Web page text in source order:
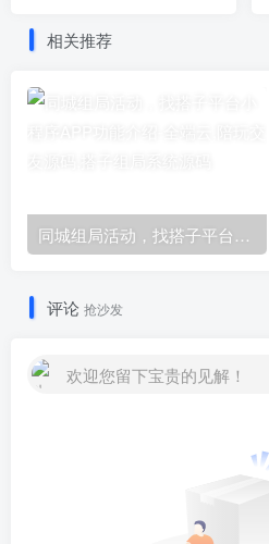
相关推荐
‌同城组局活动，找搭子平台小程序APP功能介绍
评论 抢沙发
欢迎您留下宝贵的见解！